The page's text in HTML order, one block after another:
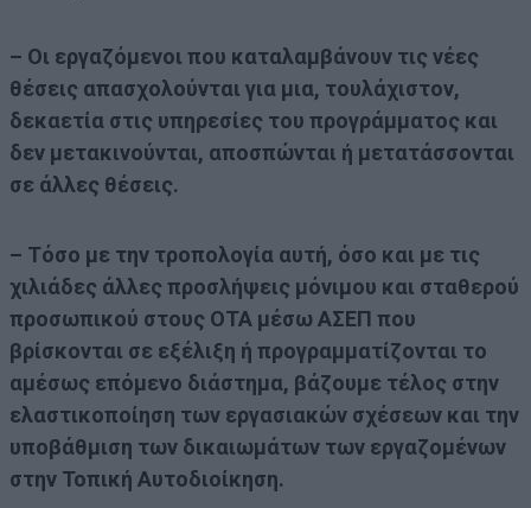
– Οι εργαζόμενοι που καταλαμβάνουν τις νέες
θέσεις απασχολούνται για μια, τουλάχιστον,
δεκαετία στις υπηρεσίες του προγράμματος και
δεν μετακινούνται, αποσπώνται ή μετατάσσονται
σε άλλες θέσεις.
– Τόσο με την τροπολογία αυτή, όσο και με τις
χιλιάδες άλλες προσλήψεις μόνιμου και σταθερού
προσωπικού στους ΟΤΑ μέσω ΑΣΕΠ που
βρίσκονται σε εξέλιξη ή προγραμματίζονται το
αμέσως επόμενο διάστημα, βάζουμε τέλος στην
ελαστικοποίηση των εργασιακών σχέσεων και την
υποβάθμιση των δικαιωμάτων των εργαζομένων
στην Τοπική Αυτοδιοίκηση.